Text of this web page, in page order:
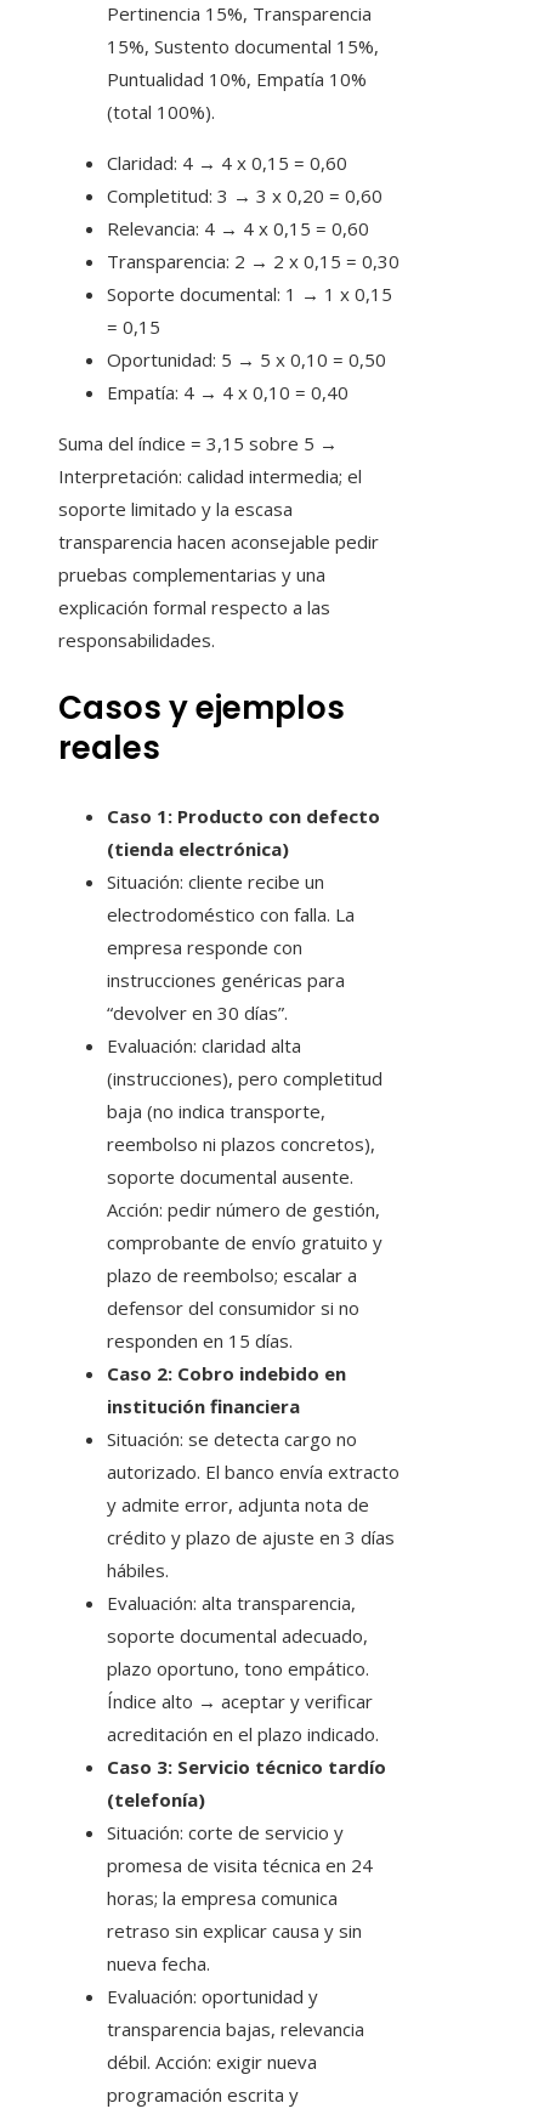
Pertinencia 15%, Transparencia
15%, Sustento documental 15%,
Puntualidad 10%, Empatía 10%
(total 100%).
Claridad: 4 → 4 x 0,15 = 0,60
Completitud: 3 → 3 x 0,20 = 0,60
Relevancia: 4 → 4 x 0,15 = 0,60
Transparencia: 2 → 2 x 0,15 = 0,30
Soporte documental: 1 → 1 x 0,15
= 0,15
Oportunidad: 5 → 5 x 0,10 = 0,50
Empatía: 4 → 4 x 0,10 = 0,40
Suma del índice = 3,15 sobre 5 →
Interpretación: calidad intermedia; el
soporte limitado y la escasa
transparencia hacen aconsejable pedir
pruebas complementarias y una
explicación formal respecto a las
responsabilidades.
Casos y ejemplos
reales
Caso 1: Producto con defecto
(tienda electrónica)
Situación: cliente recibe un
electrodoméstico con falla. La
empresa responde con
instrucciones genéricas para
“devolver en 30 días”.
Evaluación: claridad alta
(instrucciones), pero completitud
baja (no indica transporte,
reembolso ni plazos concretos),
soporte documental ausente.
Acción: pedir número de gestión,
comprobante de envío gratuito y
plazo de reembolso; escalar a
defensor del consumidor si no
responden en 15 días.
Caso 2: Cobro indebido en
institución financiera
Situación: se detecta cargo no
autorizado. El banco envía extracto
y admite error, adjunta nota de
crédito y plazo de ajuste en 3 días
hábiles.
Evaluación: alta transparencia,
soporte documental adecuado,
plazo oportuno, tono empático.
Índice alto → aceptar y verificar
acreditación en el plazo indicado.
Caso 3: Servicio técnico tardío
(telefonía)
Situación: corte de servicio y
promesa de visita técnica en 24
horas; la empresa comunica
retraso sin explicar causa y sin
nueva fecha.
Evaluación: oportunidad y
transparencia bajas, relevancia
débil. Acción: exigir nueva
programación escrita y